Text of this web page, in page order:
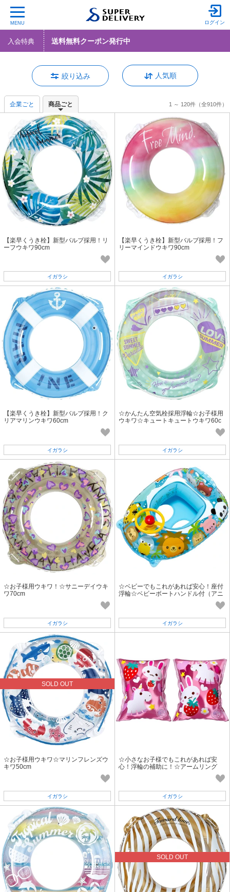
MENU ログイン
入会特典 送料無料クーポン発行中
絞り込み 人気順
企業ごと 商品ごと 1 ～ 120件（全910件）
【楽早くうき栓】新型バルブ採用！リ
ーフウキワ90cm
イガラシ
【楽早くうき栓】新型バルブ採用！フ
リーマインドウキワ90cm
イガラシ
【楽早くうき栓】新型バルブ採用！ク
リアマリンウキワ60cm
イガラシ
☆かんたん空気栓採用浮輪☆お子様用
ウキワ☆キュートキュートウキワ60c
イガラシ
☆お子様用ウキワ！☆サニーデイウキ
ワ70cm
イガラシ
☆ベビーでもこれがあれば安心！座付
浮輪☆ベビーボートハンドル付（アニ
イガラシ
SOLD OUT
☆お子様用ウキワ☆マリンフレンズウ
キワ50cm
イガラシ
☆小さなお子様でもこれがあれば安
心！浮輪の補助に！☆アームリング
イガラシ
SOLD OUT